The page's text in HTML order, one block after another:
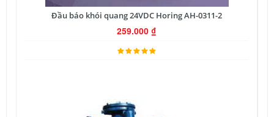
Đầu báo khói quang 24VDC Horing AH-0311-2
259.000 ₫